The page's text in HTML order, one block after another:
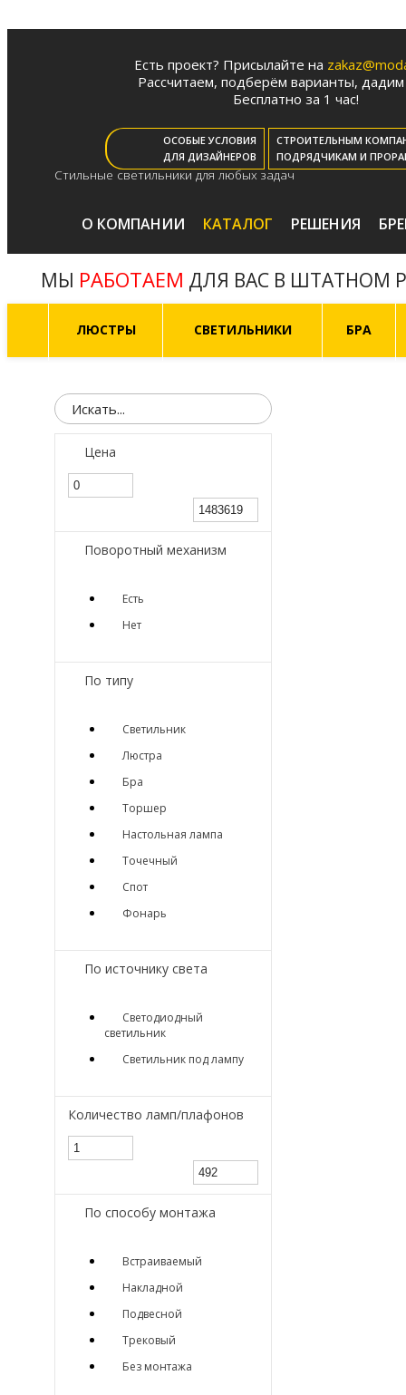
Есть проект? Присылайте на
Рассчитаем, подберём варианты, дадим
Бесплатно за 1 час!
ОСОБЫЕ УСЛОВИЯ
ДЛЯ ДИЗАЙНЕРОВ
СТРОИТЕЛЬНЫМ
ПОДРЯДЧИКАМ И
Стильные светильники для любых задач
О КОМПАНИИ КАТАЛОГ РЕШЕНИЯ
МЫ РАБОТАЕМ ДЛЯ ВАС В ШТАТНОМ
ЛЮСТРЫ СВЕТИЛЬНИКИ БРА
Цена
Поворотный механизм
Есть
Нет
По типу
Светильник
Люстра
Бра
Торшер
Настольная лампа
Точечный
Спот
Фонарь
По источнику света
Светодиодный
светильник
Светильник под лампу
Количество ламп/плафонов
По способу монтажа
Встраиваемый
Накладной
Подвесной
Трековый
Без монтажа